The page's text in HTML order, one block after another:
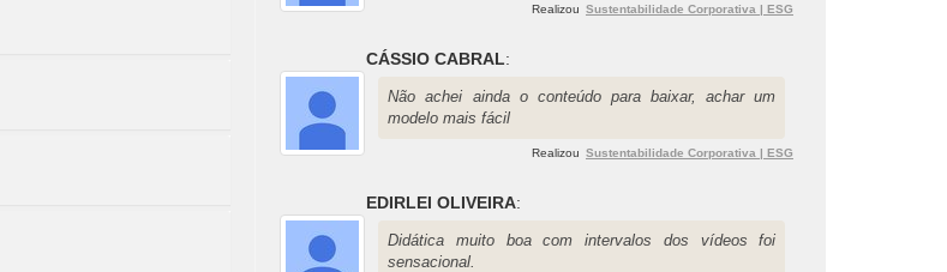
Realizou Sustentabilidade Corporativa | ESG
CÁSSIO CABRAL:
Não achei ainda o conteúdo para baixar, achar um
modelo mais fácil
Realizou Sustentabilidade Corporativa | ESG
EDIRLEI OLIVEIRA:
Didática muito boa com intervalos dos vídeos foi
sensacional.